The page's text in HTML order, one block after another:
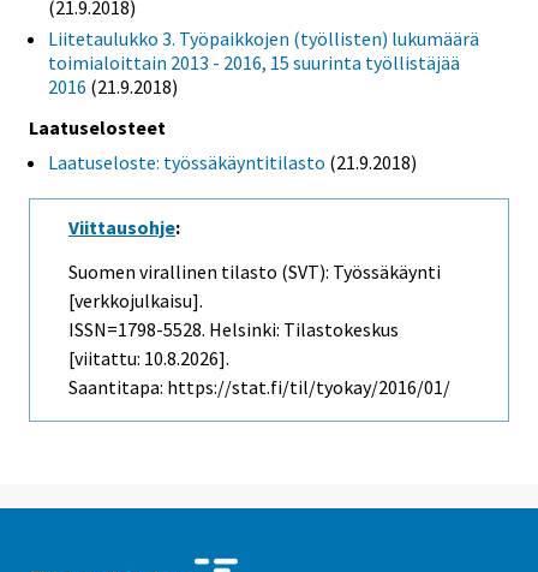
(21.9.2018)
Liitetaulukko 3. Työpaikkojen (työllisten) lukumäärä
toimialoittain 2013 - 2016, 15 suurinta työllistäjää
2016 (21.9.2018)
Laatuselosteet
Laatuseloste: työssäkäyntitilasto (21.9.2018)
Viittausohje:
Suomen virallinen tilasto (SVT): Työssäkäynti
[verkkojulkaisu].
ISSN=1798-5528. Helsinki: Tilastokeskus
[viitattu: 10.8.2026].
Saantitapa: https://stat.fi/til/tyokay/2016/01/